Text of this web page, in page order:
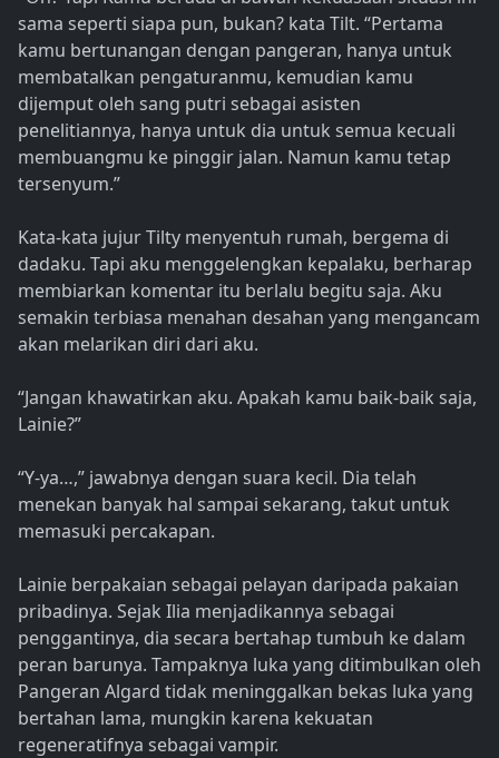
sama seperti siapa pun, bukan? kata Tilt. “Pertama
kamu bertunangan dengan pangeran, hanya untuk
membatalkan pengaturanmu, kemudian kamu
dijemput oleh sang putri sebagai asisten
penelitiannya, hanya untuk dia untuk semua kecuali
membuangmu ke pinggir jalan. Namun kamu tetap
tersenyum.”
Kata-kata jujur Tilty menyentuh rumah, bergema di
dadaku. Tapi aku menggelengkan kepalaku, berharap
membiarkan komentar itu berlalu begitu saja. Aku
semakin terbiasa menahan desahan yang mengancam
akan melarikan diri dari aku.
“Jangan khawatirkan aku. Apakah kamu baik-baik saja,
Lainie?”
“Y-ya…,” jawabnya dengan suara kecil. Dia telah
menekan banyak hal sampai sekarang, takut untuk
memasuki percakapan.
Lainie berpakaian sebagai pelayan daripada pakaian
pribadinya. Sejak Ilia menjadikannya sebagai
penggantinya, dia secara bertahap tumbuh ke dalam
peran barunya. Tampaknya luka yang ditimbulkan oleh
Pangeran Algard tidak meninggalkan bekas luka yang
bertahan lama, mungkin karena kekuatan
regeneratifnya sebagai vampir.